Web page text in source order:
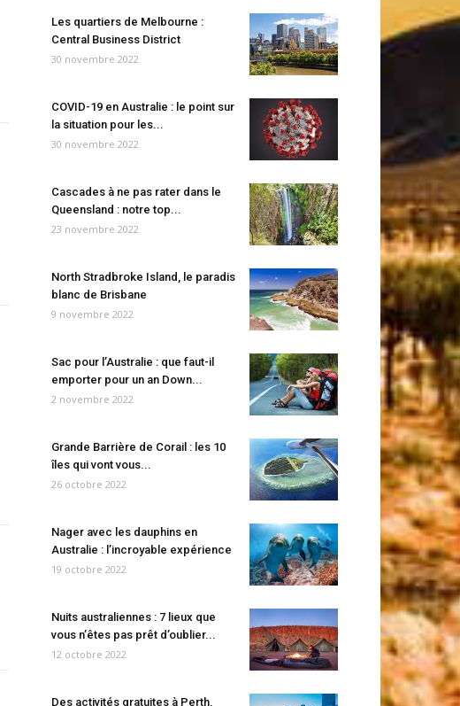
Les quartiers de Melbourne :
Central Business District
30 novembre 2022
COVID-19 en Australie : le point sur
la situation pour les...
30 novembre 2022
Cascades à ne pas rater dans le
Queensland : notre top...
23 novembre 2022
North Stradbroke Island, le paradis
blanc de Brisbane
9 novembre 2022
Sac pour l’Australie : que faut-il
emporter pour un an Down...
2 novembre 2022
Grande Barrière de Corail : les 10
îles qui vont vous...
26 octobre 2022
Nager avec les dauphins en
Australie : l’incroyable expérience
19 octobre 2022
Nuits australiennes : 7 lieux que
vous n’êtes pas prêt d’oublier...
12 octobre 2022
Des activités gratuites à Perth,